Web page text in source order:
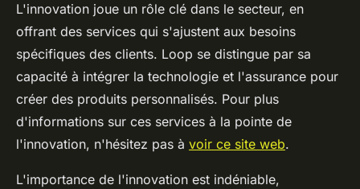
L'innovation joue un rôle clé dans le secteur, en
offrant des services qui s'ajustent aux besoins
spécifiques des clients. Loop se distingue par sa
capacité à intégrer la technologie et l'assurance pour
créer des produits personnalisés. Pour plus
d'informations sur ces services à la pointe de
l'innovation, n'hésitez pas à voir ce site web.
L'importance de l'innovation est indéniable,